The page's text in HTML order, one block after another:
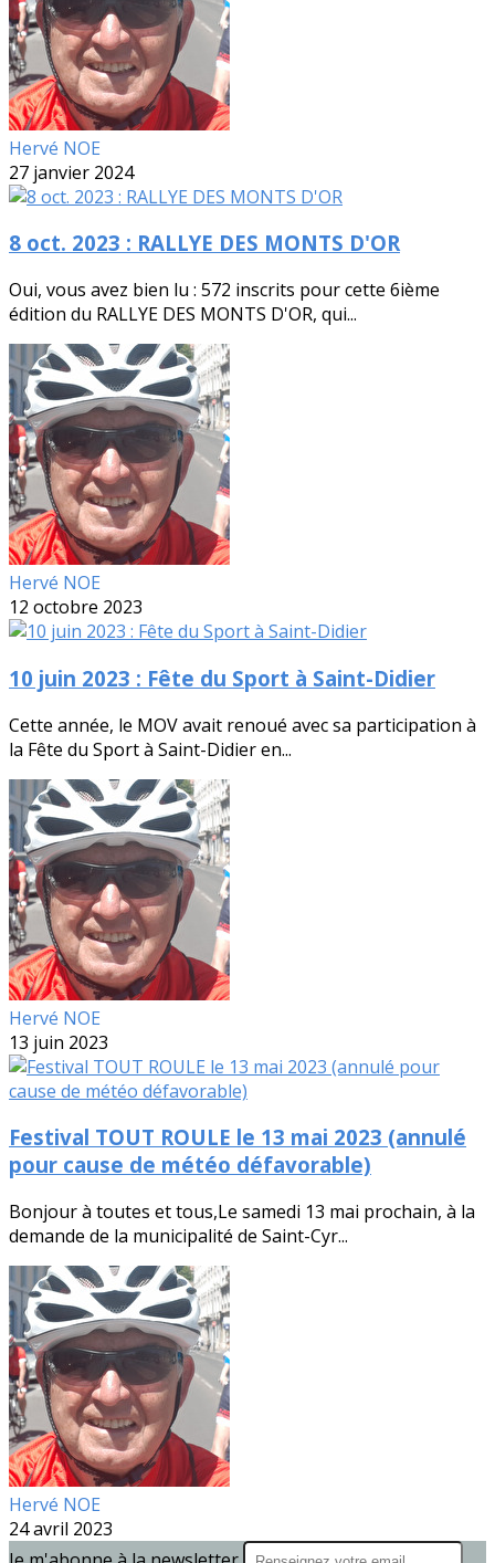
Hervé NOE
27 janvier 2024
8 oct. 2023 : RALLYE DES MONTS D'OR
Oui, vous avez bien lu : 572 inscrits pour cette 6ième
édition du RALLYE DES MONTS D'OR, qui...
Hervé NOE
12 octobre 2023
10 juin 2023 : Fête du Sport à Saint-Didier
Cette année, le MOV avait renoué avec sa participation à
la Fête du Sport à Saint-Didier en...
Hervé NOE
13 juin 2023
Festival TOUT ROULE le 13 mai 2023 (annulé
pour cause de météo défavorable)
Bonjour à toutes et tous,Le samedi 13 mai prochain, à la
demande de la municipalité de Saint-Cyr...
Hervé NOE
24 avril 2023